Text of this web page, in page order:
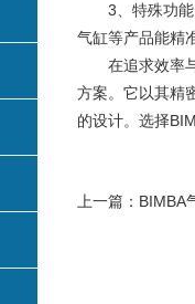
3、特殊功能需
气缸等产品能精
在追求效率与
方案。它以其精
的设计。选择
上一篇： BIMBA